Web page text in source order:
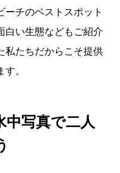
ーチのベストスポット
白い生態などもご紹介
私たちだからこそ提供
。
中写真で二人